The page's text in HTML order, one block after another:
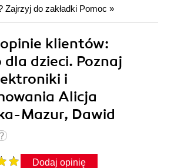
Zajrzyj do zakładki Pomoc »
klientów:
dzieci. Poznaj
i
Alicja
Mazur, Dawid
Dodaj opinię